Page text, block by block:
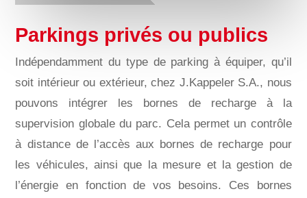
Parkings privés ou publics
Indépendamment du type de parking à équiper, qu’il
soit intérieur ou extérieur, chez J.Kappeler S.A., nous
pouvons intégrer les bornes de recharge à la
supervision globale du parc. Cela permet un contrôle
à distance de l’accès aux bornes de recharge pour
les véhicules, ainsi que la mesure et la gestion de
l’énergie en fonction de vos besoins. Ces bornes